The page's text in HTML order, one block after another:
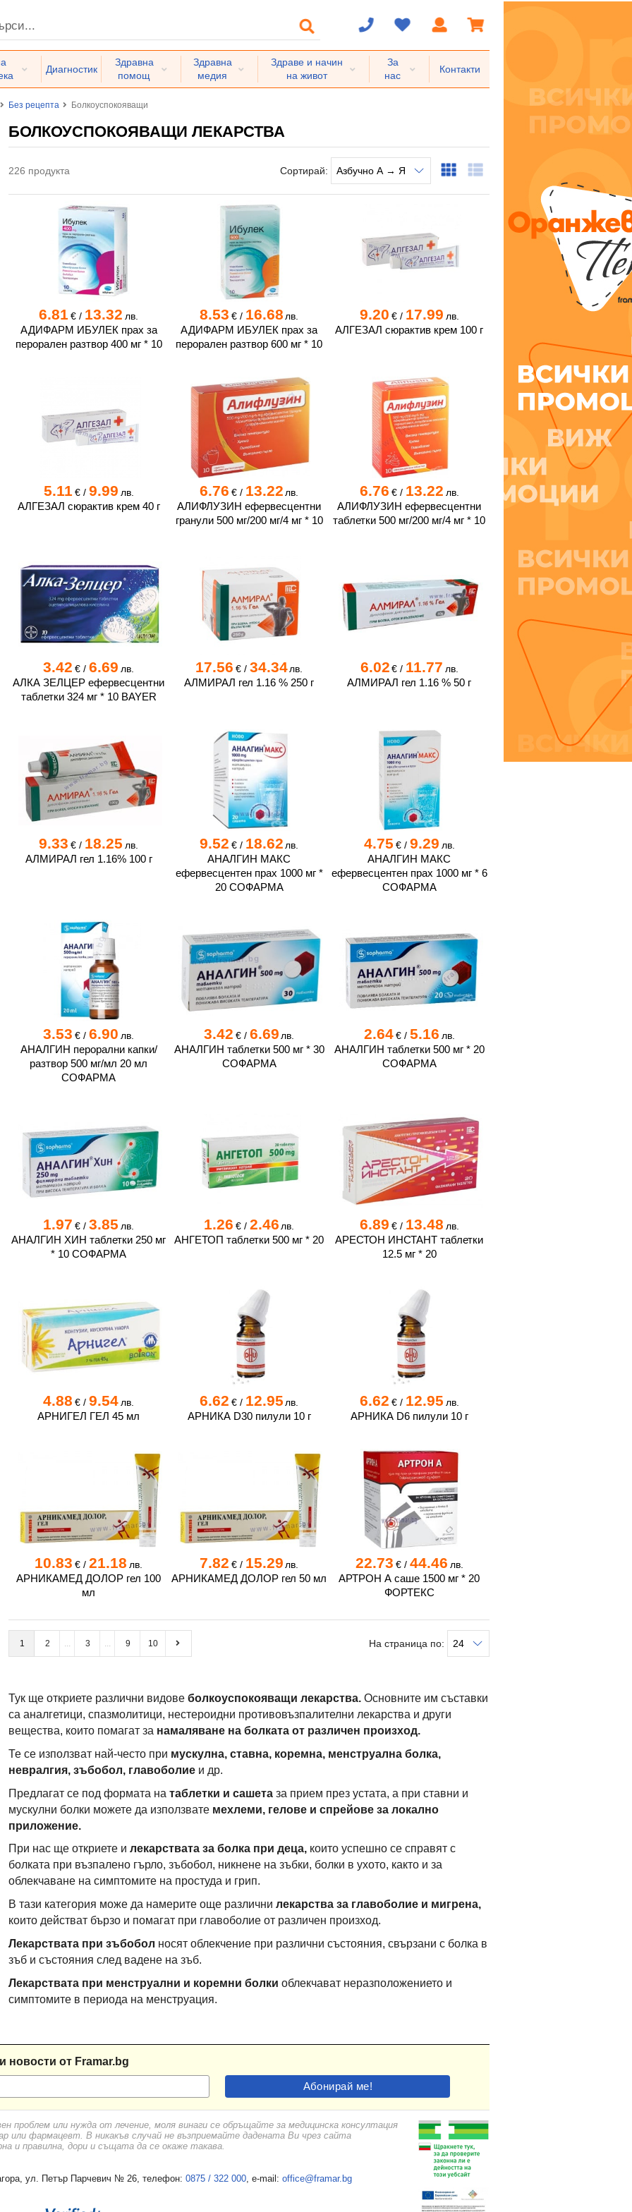
Диагностик
Здравна
помощ
Здравна
медия
Здраве и начин
на живот
За
нас
Контакти
Без рецепта Болкоуспокояващи
БОЛКОУСПОКОЯВАЩИ ЛЕКАРСТВА
226 продукта Сортирай:
6.81 € / 13.32 лв.
АДИФАРМ ИБУЛЕК прах за
перорален разтвор 400 мг * 10
8.53 €/ 16.68 лв.
АДИФАРМ ИБУЛЕК прах за
перорален разтвор 600 мг * 10
9.20 €/ 17.99 лв.
АЛГЕЗАЛ сюрактив крем 100 г
5.11€/ 9.99 лв.
АЛГЕЗАЛ сюрактив крем 40 г
6.76 €/ 13.22 лв.
АЛИФЛУЗИН ефервесцентни
гранули 500 мг/200 мг/4 мг * 10
6.76 €/ 13.22 лв.
АЛИФЛУЗИН ефервесцентни
таблетки 500 мг/200 мг/4 мг * 10
3.42 € /6.69 лв.
АЛКА ЗЕЛЦЕР ефервесцентни
таблетки 324 мг * 10 BAYER
17.56 €/ 34.34 лв.
АЛМИРАЛ гел 1.16 % 250 г
6.02 € / 11.77 лв.
АЛМИРАЛ гел 1.16 % 50 г
9.33 € / 18.25 лв.
АЛМИРАЛ гел 1.16% 100 г
9.52 €/ 18.62 лв.
АНАЛГИН МАКС
ефервесцентен прах 1000 мг *
20 СОФАРМА
4.75 €/ 9.29 лв.
АНАЛГИН МАКС
ефервесцентен прах 1000 мг * 6
СОФАРМА
3.53 € /6.90 лв.
АНАЛГИН перорални капки/
разтвор 500 мг/мл 20 мл
СОФАРМА
3.42 €/ 6.69 лв.
АНАЛГИН таблетки 500 мг * 30
СОФАРМА
2.64€/ 5.16 лв.
АНАЛГИН таблетки 500 мг * 20
СОФАРМА
1.97 € /3.85 лв.
АНАЛГИН ХИН таблетки 250 мг
* 10 СОФАРМА
1.26 €/ 2.46 лв.
АНГЕТОП таблетки 500 мг * 20
6.89 €/ 13.48 лв.
АРЕСТОН ИНСТАНТ таблетки
12.5 мг * 20
4.88 € /9.54 лв.
АРНИГЕЛ ГЕЛ 45 мл
6.62 €/ 12.95 лв.
АРНИКА D30 пилули 10 г
6.62 €/ 12.95 лв.
АРНИКА D6 пилули 10 г
10.83 € /21.18 лв.
АРНИКАМЕД ДОЛОР гел 100
мл
7.82 €/ 15.29 лв.
АРНИКАМЕД ДОЛОР гел 50 мл
22.73 €/ 44.46 лв.
АРТРОН А саше 1500 мг * 20
ФОРТЕКС
1 2 3 9 10 На страница по:
Тук ще откриете различни видовеболкоуспокояващи лекарства. Основните им съставки
са аналгетици, спазмолитици, нестероидни противовъзпалителни лекарства и други
вещества, които помагат за намаляване на болката от различен произход.
Те се използват най-често при мускулна, ставна, коремна, менструална болка,
невралгия, зъбобол, главоболие и др.
Предлагат се под формата натаблетки и сашета за прием през устата, а при ставни и
мускулни болки можете да използвате мехлеми, гелове и спрейове за локално
приложение.
При нас ще откриете и лекарствата за болка при деца, които успешно се справят с
болката при възпалено гърло, зъбобол, никнене на зъбки, болки в ухото, както и за
облекчаване на симптомите на простуда и грип.
В тази категория може да намерите още различнилекарства за главоболие и мигрена,
които действат бързо и помагат при главоболие от различен произход.
Лекарствата при зъбобол носят облекчение при различни състояния, свързани с болка в
зъб и състояния след вадене на зъб.
Лекарствата при менструални и коремни болки облекчават неразположението и
симптомите в периода на менструация.
новости от Framar.bg
проблем или нужда от лечение, моля винаги се обръщайте за медицинска консултация
или фармацевт. В никакъв случай не възприемайте дадената Ви чрез сайта
и правилна, дори и същата да се окаже такава.
ул. Петър Парчевич № 26, телефон: 0875 / 322 000, e-mail: office@framar.bg